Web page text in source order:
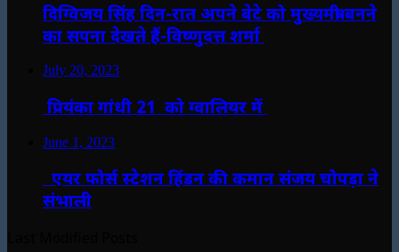
दिग्विजय सिंह दिन-रात अपने बेटे को मुख्यमंत्री बनने
का सपना देखते हैं-विष्णुदत्त शर्मा
July 20, 2023
प्रियंका गांधी 21 को ग्वालियर में
June 1, 2023
एयर फोर्स स्टेशन हिंडन की कमान संजय चोपड़ा ने
संभाली